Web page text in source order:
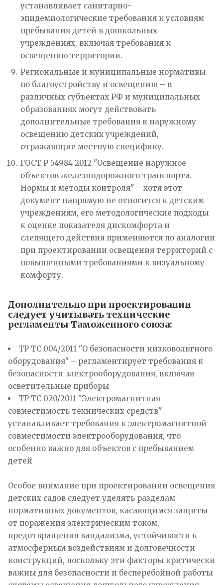
устанавливает санитарно-
эпидемиологические требования к условиям
пребывания детей в дошкольных
учреждениях, включая требования к
освещению территории.
Региональные и муниципальные нормативы
по благоустройству и освещению – в
различных субъектах РФ и муниципальных
образованиях могут действовать
дополнительные требования к наружному
освещению детских учреждений,
отражающие местную специфику.
ГОСТ Р 54984-2012 "Освещение наружное
объектов железнодорожного транспорта.
Нормы и методы контроля" – хотя этот
документ напрямую не относится к детским
учреждениям, его методологические подходы
к оценке показателя дискомфорта и
слепящего действия применяются по аналогии
при проектировании освещения территорий с
повышенными требованиями к визуальному
комфорту.
Дополнительно при проектировании
следует учитывать технические
регламенты Таможенного союза:
ТР ТС 004/2011 "О безопасности низковольтного
оборудования" – регламентирует требования к
безопасности электрооборудования, включая
осветительные приборы
ТР ТС 020/2011 "Электромагнитная
совместимость технических средств" –
устанавливает требования к электромагнитной
совместимости электрооборудования, что
особенно важно для объектов с пребыванием
детей
Особое внимание при проектировании освещения
детских садов следует уделять разделам
нормативных документов, касающимся защиты
от поражения электрическим током,
предотвращения вандализма, устойчивости к
атмосферным воздействиям и долговечности
конструкций, поскольку эти факторы критически
важны для безопасности и бесперебойной работы